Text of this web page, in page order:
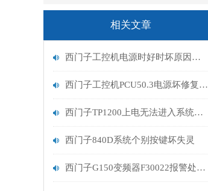
相关文章
西门子工控机电源时好时坏原因分析
西门子工控机PCU50.3电源坏修复排查
西门子TP1200上电无法进入系统维修检测
西门子840D系统个别按键坏失灵
西门子G150变频器F30022报警处理分析